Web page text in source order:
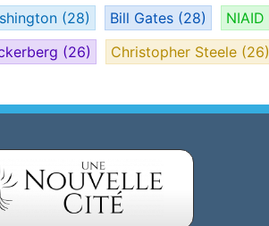
(28) Bill Gates (28) NIAID
(26) Christopher Steele (26)